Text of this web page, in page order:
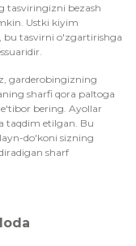
tasviringizni bezash
Ustki kiyim
bu tasvirni o'zgartirishga
garderobingizning
sharfi qora paltoga
bering. Ayollar
taqdim etilgan. Bu
do'koni sizning
sharf